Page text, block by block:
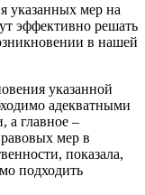
указанных мер на
эффективно решать
в нашей
указанной
адекватными
а главное –
мер в
показала,
подходить